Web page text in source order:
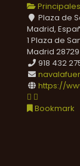
Principales
Plaza de
Madrid,
1 Plaza de
Madrid 28729
918 432
https://
Bookmark